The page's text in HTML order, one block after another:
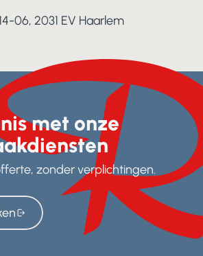
06, 2031 EV Haarlem
met onze
zonder verplichtingen.